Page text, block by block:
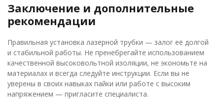
Заключение и дополнительные
рекомендации
Правильная установка лазерной трубки — залог её долгой
и стабильной работы. Не пренебрегайте использованием
качественной высоковольтной изоляции, не экономьте на
материалах и всегда следуйте инструкции. Если вы не
уверены в своих навыках пайки или работе с высоким
напряжением — пригласите специалиста.